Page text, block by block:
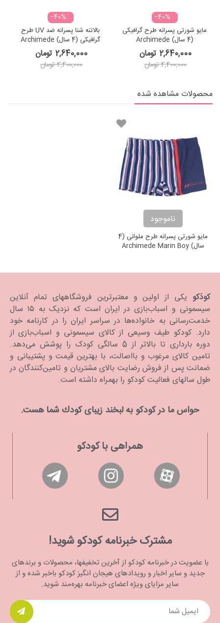
‎−40%
مایو شورتی پسرانه طرح گرافیکی
(4 سال) Archimede
Graphique Boxer
2,640,000 تومان
4,400,000 تومان
‎−40%
بالاتنه شنا پسرانه ضد UV طرح
گرافیکی (4 سال) Archimede
Graphique Boy UV Combi
2,640,000 تومان
4,400,000 تومان
محصولات مشاهده شده
ناموجود
مایو شورتی پسرانه طرح ملوانی (4
سال) Archimede Marin Boy
کودَکو یکی از اولین و معتبرترین فروشگاههای تمام آنلاین
سیسمونی و اسباب‌بازی در ایران است که نزدیک به ۱۵ سال
خدمت‌رسانی به خانواده‌ها در سراسر ایران را در کارنامه خود
دارد. كودكو طیف وسیعی از کالای سیسمونی و اسباب‌بازی از
دوره بارداری تا بالاتر از 5 سالگی کودک را پوشش می‌دهد.
تامین کالای مرغوب و بااصالت، با بهترین قیمت و پشتیبانی و
ضمانت پس از فروش رضایت بالای مشتریان و تامین‌کنندگان در
طول سالهای فعالیت کودکو را بهمراه داشته است.
حواس ما در كودكو به لبخند زیبای كودك شما هست.
همراهی با کودکو
مشترک خبرنامه کودکو شوید!
با عضویت در خبرنامه کودکو از آخرین تخفیفها، محصولات و برندهای
جدید و سایر اخبار و رویدادهای هیجان انگیز کودکو باخبر شده و از
سایر مزایای ویژه اعضای خبرنامه بهره‌مند شوید.